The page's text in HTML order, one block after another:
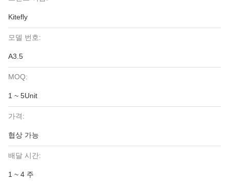
Kitefly
모델 번호:
A3.5
MOQ:
1 ~ 5Unit
가격:
협상 가능
배달 시간:
1 ~ 4 주